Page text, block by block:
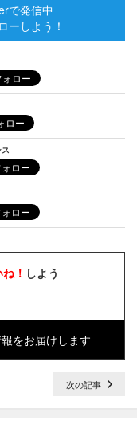
で発信中
ーしよう！
！ しよう
をお届けします
次の記事